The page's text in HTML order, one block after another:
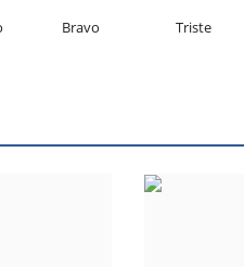
Bravo Triste